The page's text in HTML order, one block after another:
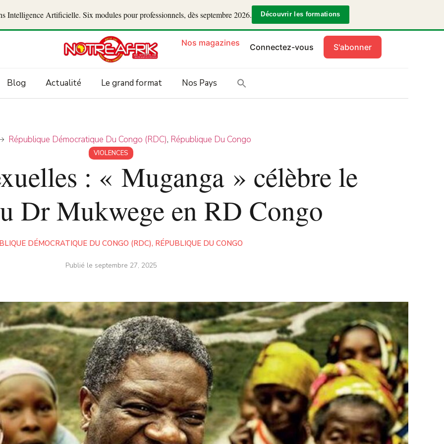
Artificielle. Six modules pour professionnels, dès septembre 2026. Découvrir les formations
Nos magazines Connectez-vous S'abonner
Blog Actualité Le grand format Nos Pays
République Démocratique Du Congo (RDC), République Du Congo
VIOLENCES
: « Muganga » célèbre le
Dr Mukwege en RD Congo
DÉMOCRATIQUE DU CONGO (RDC), RÉPUBLIQUE DU CONGO
Publié le septembre 27, 2025